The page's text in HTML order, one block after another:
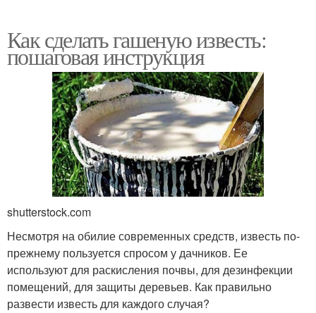
Как сделать гашеную известь:
пошаговая инструкция
shutterstock.com
Несмотря на обилие современных средств, известь по-
прежнему пользуется спросом у дачников. Ее
используют для раскисления почвы, для дезинфекции
помещений, для защиты деревьев. Как правильно
развести известь для каждого случая?